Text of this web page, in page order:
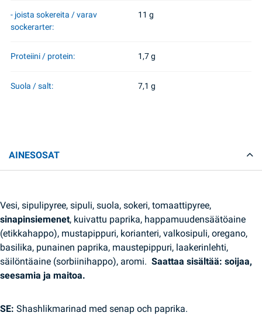
- joista sokereita / varav
sockerarter:
11 g
Proteiini / protein: 1,7 g
Suola / salt: 7,1 g
AINESOSAT
Vesi, sipulipyree, sipuli, suola, sokeri, tomaattipyree,
sinapinsiemenet, kuivattu paprika, happamuudensäätöaine
(etikkahappo), mustapippuri, korianteri, valkosipuli, oregano,
basilika, punainen paprika, maustepippuri, laakerinlehti,
säilöntäaine (sorbiinihappo), aromi. Saattaa sisältää: soijaa,
seesamia ja maitoa.
SE: Shashlikmarinad med senap och paprika.